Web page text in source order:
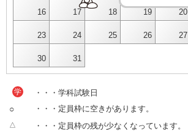
16 17 18 19 20
23 24 25 26 27
30 31
学 ・・・学科試験日
○ ・・・定員枠に空きがあります。
△ ・・・定員枠の残が少なくなっています。